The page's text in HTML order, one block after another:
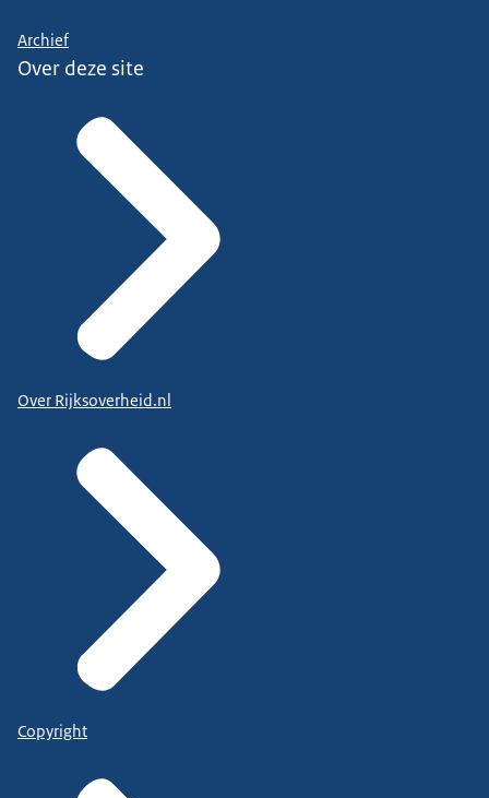
Archief
Over deze site
Over Rijksoverheid.nl
Copyright